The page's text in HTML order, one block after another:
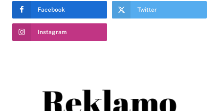
Facebook Twitter
Instagram